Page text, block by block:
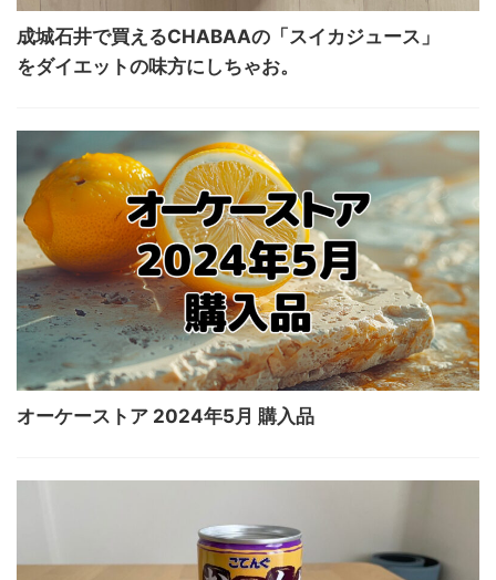
成城石井で買えるCHABAAの「スイカジュース」
をダイエットの味方にしちゃお。
オーケーストア 2024年5月 購入品